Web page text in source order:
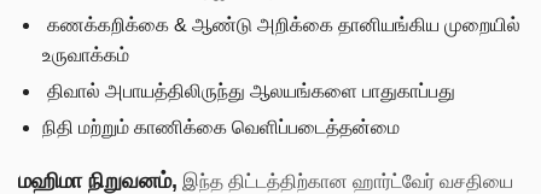
கணக்கறிக்கை & ஆண்டு அறிக்கை தானியங்கிய முறையில்
உருவாக்கம்
திவால் அபாயத்திலிருந்து ஆலயங்களை பாதுகாப்பது
நிதி மற்றும் காணிக்கை வெளிப்படைத்தன்மை
மஹிமா நிறுவனம், இந்த திட்டத்திற்கான ஹார்ட்வேர் வசதியை